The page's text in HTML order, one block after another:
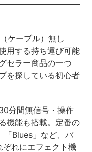
ケーブル）無し
用する持ち運び可能
セラー商品の一つ
を探している初心者
分間無信号・操作
機能も搭載。定番の
「Blues」など、バ
ぞれにエフェクト機